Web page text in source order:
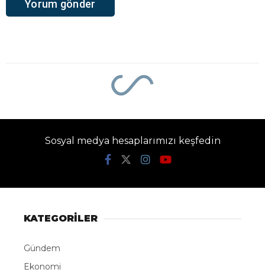
Sosyal medya hesaplarımızı keşfedin
KATEGORİLER
Gündem
Ekonomi